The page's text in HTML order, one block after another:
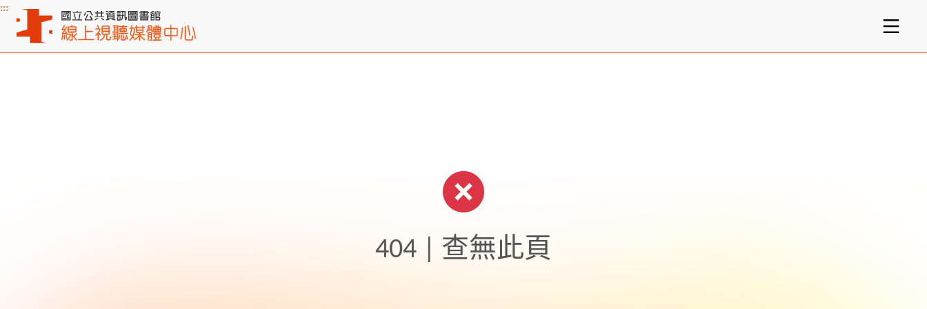
主要內容區塊
:::
404 | 查無此頁